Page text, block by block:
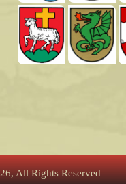
All Rights Reserved